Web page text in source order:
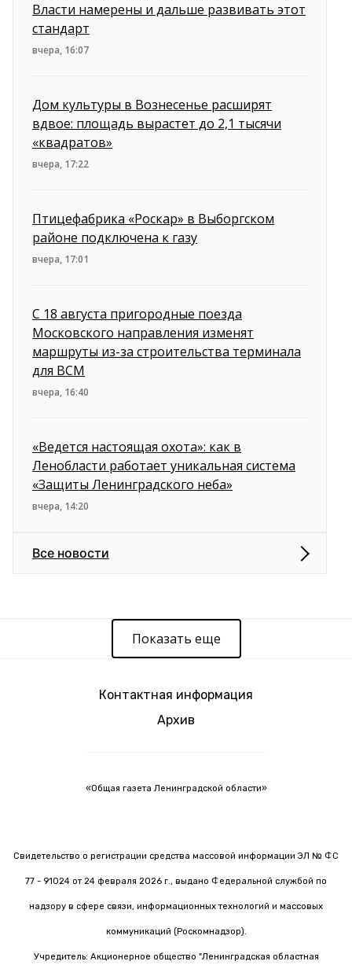
Власти намерены и дальше развивать этот
стандарт
вчера, 16:07
Дом культуры в Вознесенье расширят
вдвое: площадь вырастет до 2,1 тысячи
«квадратов»
вчера, 17:22
Птицефабрика «Роскар» в Выборгском
районе подключена к газу
вчера, 17:01
С 18 августа пригородные поезда
Московского направления изменят
маршруты из-за строительства терминала
для ВСМ
вчера, 16:40
«Ведется настоящая охота»: как в
Ленобласти работает уникальная система
«Защиты Ленинградского неба»
вчера, 14:20
Все новости
Показать еще
Контактная информация
Архив
«Общая газета Ленинградской области»
Свидетельство о регистрации средства массовой информации ЭЛ № ФС
77 - 91024 от 24 февраля 2026 г., выдано Федеральной службой по
надзору в сфере связи, информационных технологий и массовых
коммуникаций (Роскомнадзор).
Учредитель: Акционерное общество "Ленинградская областная